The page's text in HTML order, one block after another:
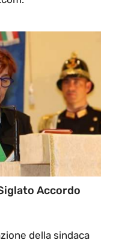
Accordo
della sindaca